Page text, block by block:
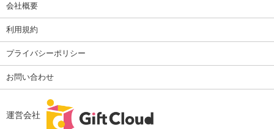
会社概要
利用規約
プライバシーポリシー
お問い合わせ
運営会社